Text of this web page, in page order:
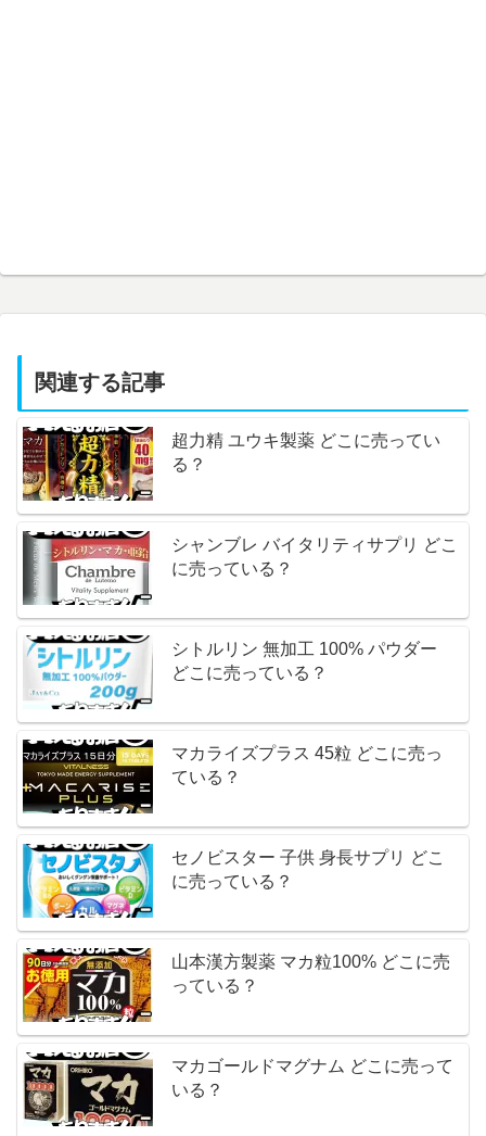
関連する記事
超力精 ユウキ製薬 どこに売ってい
る？
シャンブレ バイタリティサプリ どこ
に売っている？
シトルリン 無加工 100% パウダー
どこに売っている？
マカライズプラス 45粒 どこに売っ
ている？
セノビスター 子供 身長サプリ どこ
に売っている？
山本漢方製薬 マカ粒100% どこに売
っている？
マカゴールドマグナム どこに売って
いる？